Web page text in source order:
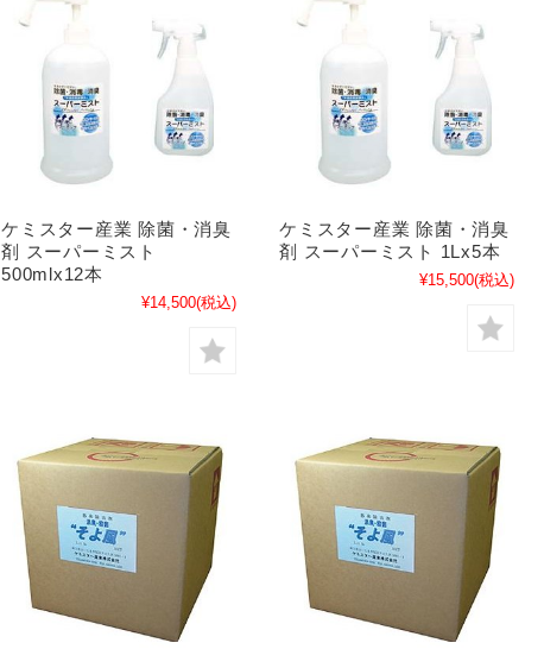
ケミスター産業 除菌・消臭
剤 スーパーミスト
500mlx12本
¥14,500(税込)
ケミスター産業 除菌・消臭
剤 スーパーミスト 1Lx5本
¥15,500(税込)